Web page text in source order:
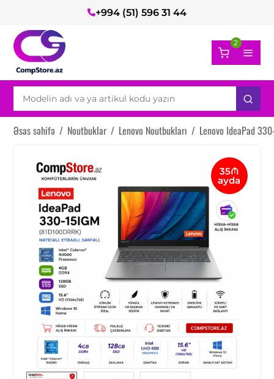
+994 (51) 596 31 44
2
Əsas səhifə / Noutbuklar / Lenovo Noutbukları / Lenovo IdeaPad
35₼
ayda